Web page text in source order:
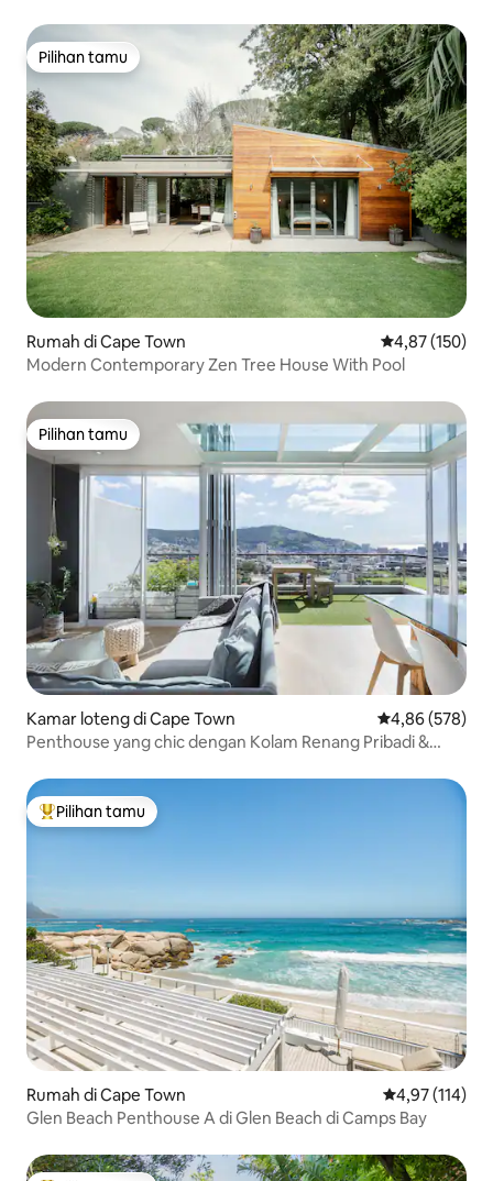
Pilihan tamu
Pilihan tamu
Rumah di Cape Town Nilai rata-rata
4,87 (150)
Modern Contemporary Zen Tree House With Pool
Pilihan tamu
Pilihan tamu
Kamar loteng di Cape Town Nilai rata-rata
4,86 (578)
Penthouse yang chic dengan Kolam Renang Pribadi &
Pilihan tamu terpopuler
Pilihan tamu
Rumah di Cape Town Nilai rata-rata
4,97 (114)
Glen Beach Penthouse A di Glen Beach di Camps Bay